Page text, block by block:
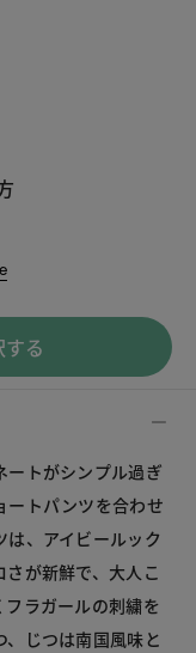
る
ートがシンプル過ぎ
ートパンツを合わせ
、アイビールック
が新鮮で、大人こ
ラガールの刺繍を
じつは南国風味と